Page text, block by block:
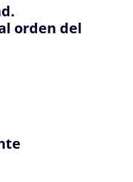
orden del